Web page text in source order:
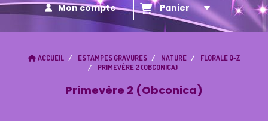
Mon compte Panier
ACCUEIL ESTAMPES GRAVURES NATURE
FLORALE Q-Z
PRIMEVÈRE 2 (OBCONICA)
Primevère 2 (Obconica)